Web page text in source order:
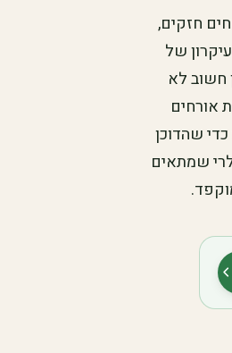
חזקים,
של
חשוב לא
אורחים
שהדוכן
שמתאים
בלשונית חדשה)